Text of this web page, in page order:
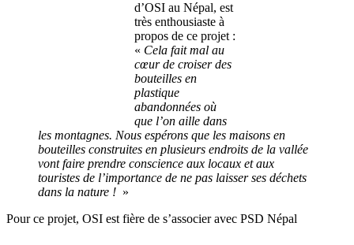
d’OSI au Népal, est
très enthousiaste à
propos de ce projet :
« Cela fait mal au
cœur de croiser des
bouteilles en
plastique
abandonnées où
que l’on aille dans
les montagnes. Nous espérons que les maisons en
bouteilles construites en plusieurs endroits de la vallée
vont faire prendre conscience aux locaux et aux
touristes de l’importance de ne pas laisser ses déchets
dans la nature ! »
Pour ce projet, OSI est fière de s’associer avec PSD Népal